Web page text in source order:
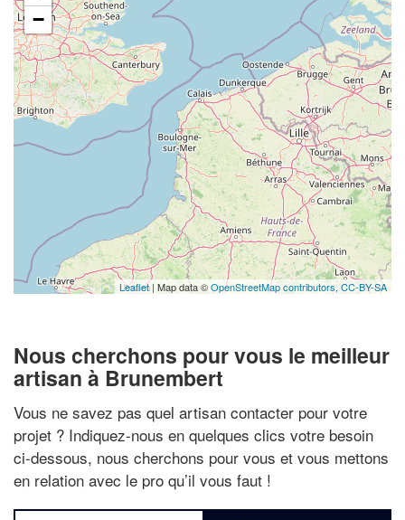
−
Leaflet| Map data ©OpenStreetMap contributors,CC-BY-SA
Nous cherchons pour vous le meilleur
artisan à Brunembert
Vous ne savez pas quel artisan contacter pour votre
projet ? Indiquez-nous en quelques clics votre besoin
ci-dessous, nous cherchons pour vous et vous mettons
en relation avec le pro qu’il vous faut !